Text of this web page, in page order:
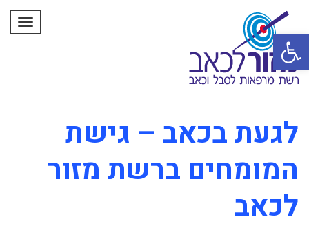
לגעת בכאב – גישת
המומחים ברשת מזור
לכאב
פתח סרגל נגישות